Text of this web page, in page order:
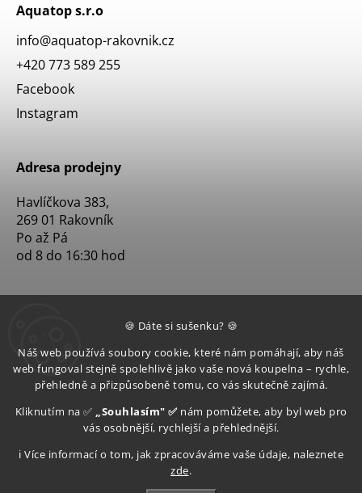
🍪 Dáte si sušenku? 🍪
Náš web používá soubory cookie, které nám pomáhají, aby náš
web fungoval stejně spolehlivě jako vaše nová koupelna – rychle,
přehledně a přizpůsobeně tomu, co vás skutečně zajímá.
Kliknutím na ✅ „Souhlasím" ✅ nám pomůžete, aby byl web pro
vás osobnější, rychlejší a přehlednější.
ℹ️ Více informací o tom, jak zpracováváme vaše údaje, naleznete
zde.
Aquatop s.r.o
info@aquatop-rakovnik.cz
+420 773 589 255
Facebook
Instagram
Adresa prodejny
Havlíčkova 383,
269 01 Rakovník
Po až Pá
od 8 do 16:30 hod